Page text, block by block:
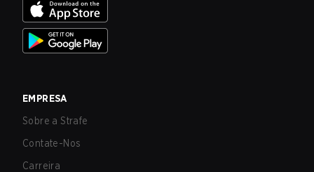
EMPRESA
Sobre a Strafe
Contate-Nos
Carreira